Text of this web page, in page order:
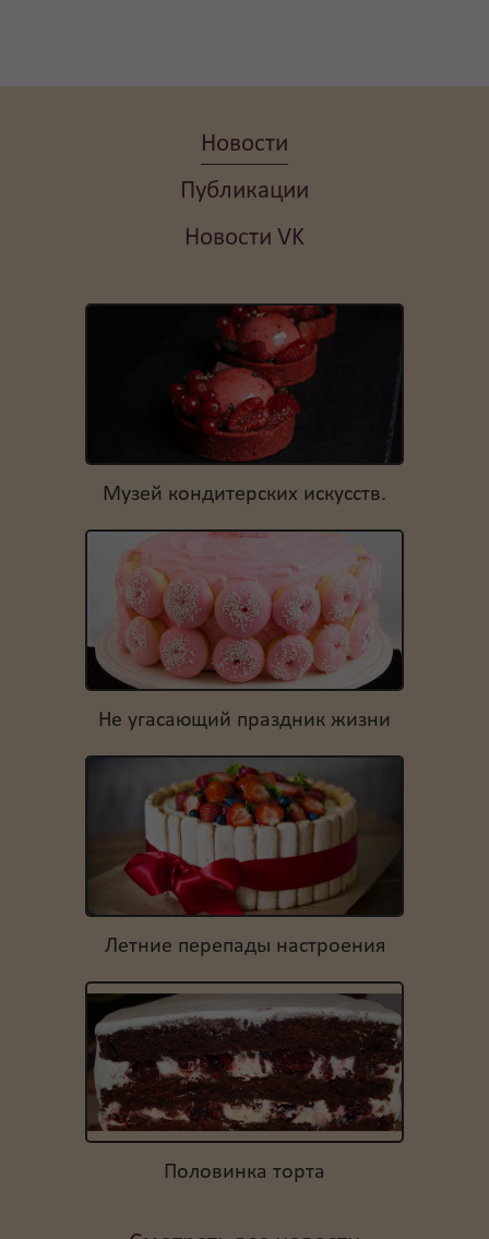
Новости
Публикации
Новости VK
Музей кондитерских искусств.
Не угасающий праздник жизни
Летние перепады настроения
Половинка торта